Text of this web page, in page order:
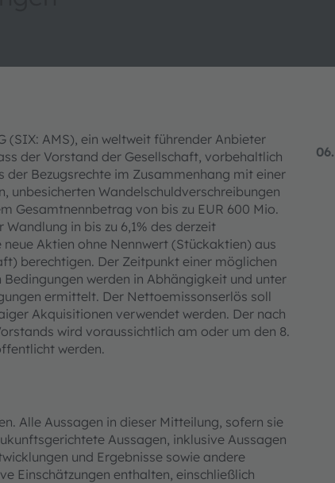
(SIX: AMS), ein weltweit führender Anbieter
der Vorstand der Gesellschaft, vorbehaltlich
Bezugsrechte im Zusammenhang mit einer
unbesicherten Wandelschuldverschreibungen
Gesamtnennbetrag von bis zu EUR 600 Mio.
in bis zu 6,1% des derzeit
Aktien ohne Nennwert (Stückaktien) aus
berechtigen. Der Zeitpunkt einer möglichen
werden in Abhängigkeit und unter
ermittelt. Der Nettoemissonserlös soll
Akquisitionen verwendet werden. Der nach
wird voraussichtlich am oder um den 8.
werden.
Alle Aussagen in dieser Mitteilung, sofern sie
Aussagen, inklusive Aussagen
und Ergebnisse sowie andere
Einschätzungen enthalten, einschließlich